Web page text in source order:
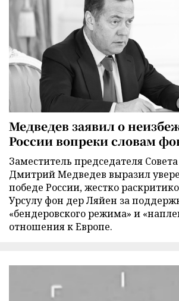
Медведев заявил о
России вопреки словам
Заместитель председателя
Дмитрий Медведев выразил
победе России, жестко
Урсулу фон дер Ляйен за
«бендеровского режима» и
отношения к Европе.